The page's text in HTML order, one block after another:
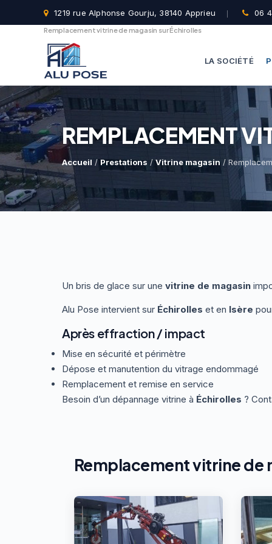
1219 rue Alphonse Gourju, 38140 Apprieu 06
Remplacement vitrine de magasin sur Échirolles
LA SOCIÉTÉ
REMPLACEMENT
Accueil / Prestations /Vitrine magasin /
Un bris de glace sur une vitrine de magasin
Alu Pose intervient sur Échirolles et en Isère
Après effraction / impact
Mise en sécurité et périmètre
Dépose et manutention du vitrage endommagé
Remplacement et remise en service
Besoin d’un dépannage vitrine à Échirolles ?
Remplacement vitrine de